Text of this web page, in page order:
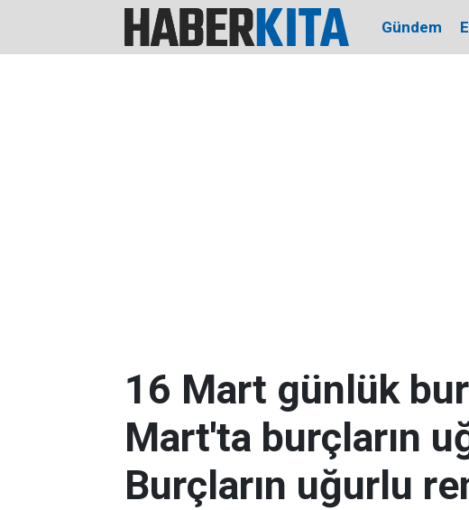
Gündem
16 Mart günlük
Mart'ta burçların
Burçların uğurlu